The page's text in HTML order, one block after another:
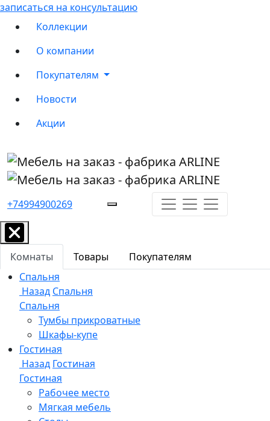
записаться на консультацию
Коллекции
О компании
Покупателям
Новости
Акции
+74994900269